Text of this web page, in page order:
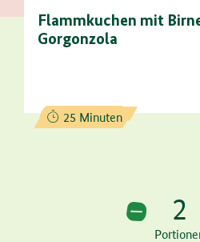
Flammkuchen mit
Gorgonzola
Zubereitungszeit:
25 Minuten
2
2